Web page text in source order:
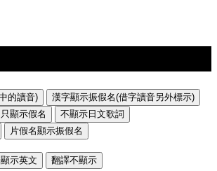
的讀音)
漢字顯示振假名(借字讀音另外標示)
只顯示假名
不顯示日文歌詞
片假名顯示振假名
示英文 翻譯不顯示